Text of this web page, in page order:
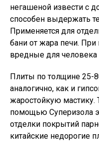
негашеной извести с
способен выдержать
Применяется для
бани от жара печи.
вредные для человека
Плиты по толщине 25-
аналогично, как и
жаростойкую мастику.
помощью Суперизола
отделки покрытий
китайские недорогие